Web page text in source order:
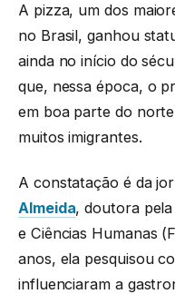
A pizza, um dos
no Brasil, ganhou
ainda no início do
que, nessa época, o
em boa parte do
muitos imigrantes.
A constatação é da
Almeida, doutora
e Ciências Humanas
anos, ela pesquisou
influenciaram a